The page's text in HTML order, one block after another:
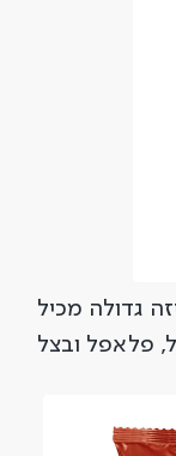
גדולה מכיל
פלאפל ובצל